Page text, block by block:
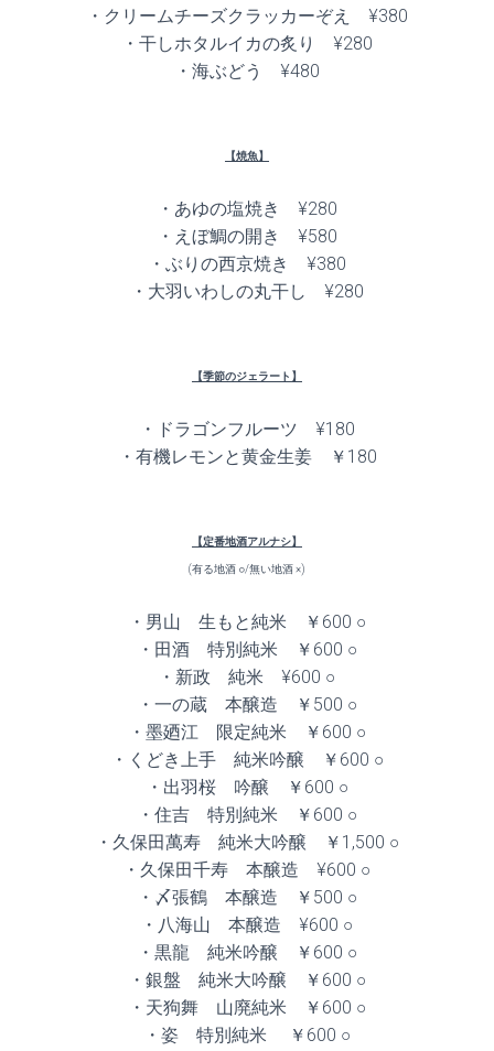
・クリームチーズクラッカーぞえ ¥380
・干しホタルイカの炙り ¥280
・海ぶどう ¥480
【焼魚】
・あゆの塩焼き ¥280
・えぼ鯛の開き ¥580
・ぶりの西京焼き ¥380
・大羽いわしの丸干し ¥280
【季節のジェラート】
・ドラゴンフルーツ ¥180
・有機レモンと黄金生姜 ￥180
【定番地酒アルナシ】
(有る地酒 ○/無い地酒 ×)
・男山 生もと純米 ￥600 ○
・田酒 特別純米 ￥600 ○
・新政 純米 ¥600 ○
・一の蔵 本醸造 ￥500 ○
・墨廼江 限定純米 ￥600 ○
・くどき上手 純米吟醸 ￥600 ○
・出羽桜 吟醸 ￥600 ○
・住吉 特別純米 ￥600 ○
・久保田萬寿 純米大吟醸 ￥1,500 ○
・久保田千寿 本醸造 ¥600 ○
・〆張鶴 本醸造 ￥500 ○
・八海山 本醸造 ¥600 ○
・黒龍 純米吟醸 ￥600 ○
・銀盤 純米大吟醸 ￥600 ○
・天狗舞 山廃純米 ￥600 ○
・姿 特別純米 ￥600 ○